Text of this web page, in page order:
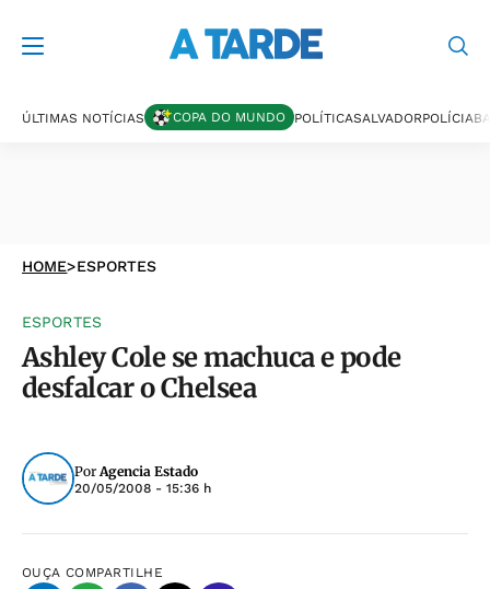
ÚLTIMAS NOTÍCIAS COPA DO MUNDO POLÍTICASALVADORPOLÍCIA
HOME>ESPORTES
ESPORTES
Ashley Cole se machuca e pode
desfalcar o Chelsea
PorAgencia Estado
20/05/2008 - 15:36 h
OUÇA COMPARTILHE